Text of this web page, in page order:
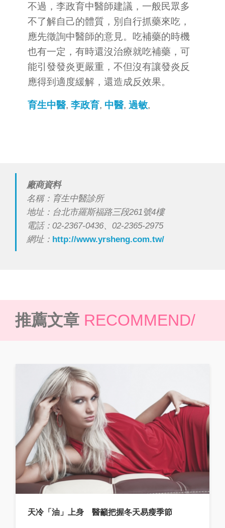
不過，李政育中醫師建議，一般民眾多
不了解自己的體質，別自行抓藥來吃，
應先徵詢中醫師的意見。吃補藥的時機
也有一定，有時還沒治療就吃補藥，可
能引發發炎更嚴重，不但沒有讓發炎反
應得到適度緩解，還造成反效果。
育生中醫, 李政育, 中醫, 過敏,
廠商資料
名稱：育生中醫診所
地址：台北市羅斯福路三段261號4樓
電話：02-2367-0436、02-2365-2975
網址： http://www.yrsheng.com.tw/
推薦文章 RECOMMEND/
天冷「油」上身 醫籲把握冬天易瘦季節